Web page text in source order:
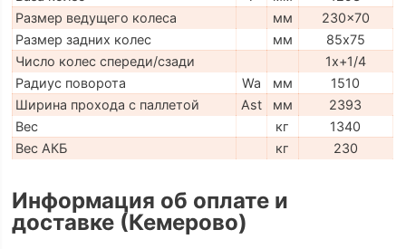
Размер ведущего колеса
мм
230x70
Размер задних колес
мм
85х75
Число колес спереди/сзади
1x+1/4
Радиус поворота
Wa мм
1510
Ширина прохода с паллетой
Ast мм
2393
Вес
кг
1340
Вес АКБ
кг 230
Информация об оплате и
доставке (Кемерово)